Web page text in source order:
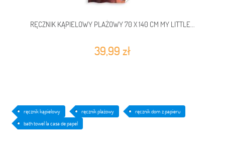
RĘCZNIK KĄPIELOWY PLAŻOWY 70 X 140 CM MY LITTLE...
39,99 zł
ręcznik kąpielowy ręcznik plażowy
ręcznik dom z papieru
bath towel la casa de papel